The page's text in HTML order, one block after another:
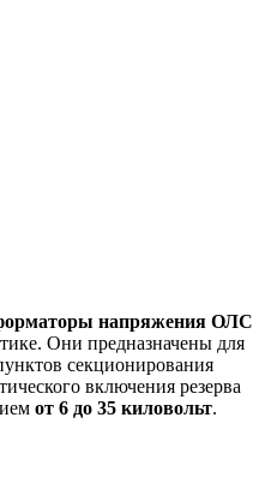
напряжения ОЛС
Они предназначены для
секционирования
включения резерва
от 6 до 35 киловольт.